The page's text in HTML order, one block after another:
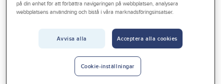
Outlet
Gelia Produkter Gelia Butiksmaterial Säljställ
MAXIFLEX
Golvdisplay
handskar,
på din enhet för att förbättra navigeringen på webbplatsen, analysera
webbplatsens användning och bistå i våra marknadsföringsinsatser.
Avvisa alla Acceptera alla cookies
Cookie-inställningar